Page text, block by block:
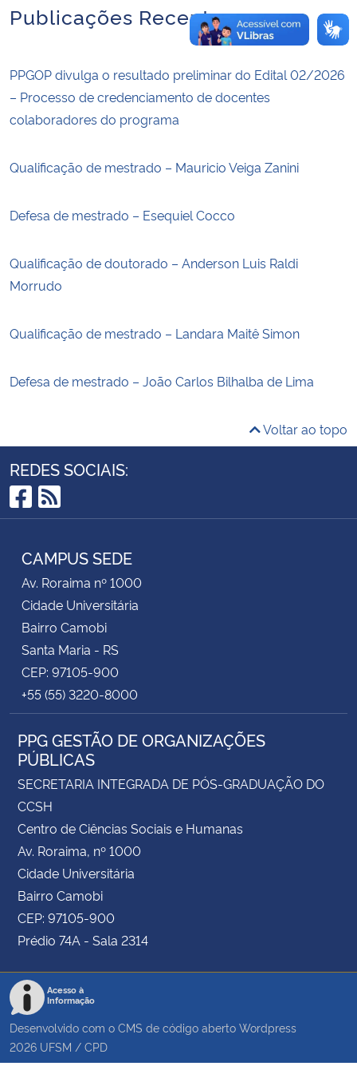
Publicações Recentes
PPGOP divulga o resultado preliminar do Edital 02/2026
– Processo de credenciamento de docentes
colaboradores do programa
Qualificação de mestrado – Mauricio Veiga Zanini
Defesa de mestrado – Esequiel Cocco
Qualificação de doutorado – Anderson Luis Raldi
Morrudo
Qualificação de mestrado – Landara Maitê Simon
Defesa de mestrado – João Carlos Bilhalba de Lima
Voltar ao topo
REDES SOCIAIS:
Facebook
RSS
CAMPUS SEDE
Av. Roraima nº 1000
Cidade Universitária
Bairro Camobi
Santa Maria - RS
CEP: 97105-900
+55 (55) 3220-8000
PPG GESTÃO DE ORGANIZAÇÕES
PÚBLICAS
SECRETARIA INTEGRADA DE PÓS-GRADUAÇÃO DO
CCSH
Centro de Ciências Sociais e Humanas
Av. Roraima, nº 1000
Cidade Universitária
Bairro Camobi
CEP: 97105-900
Prédio 74A - Sala 2314
Acesso à
Informação
Desenvolvido com o CMS de código aberto Wordpress
2026 UFSM / CPD